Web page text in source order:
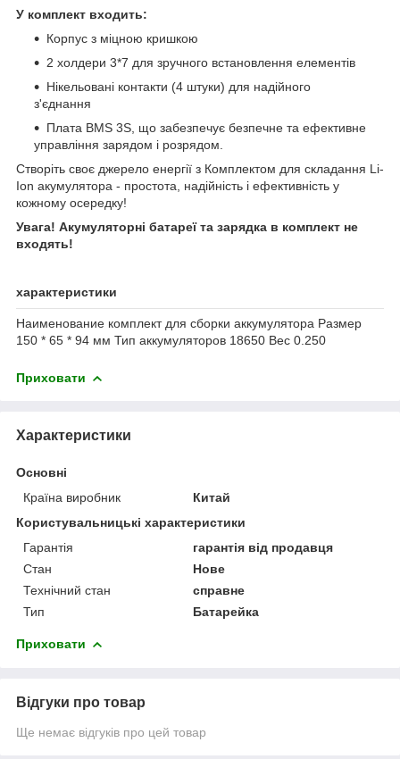
У комплект входить:
Корпус з міцною кришкою
2 холдери 3*7 для зручного встановлення елементів
Нікельовані контакти (4 штуки) для надійного
з'єднання
Плата BMS 3S, що забезпечує безпечне та ефективне
управління зарядом і розрядом.
Створіть своє джерело енергії з Комплектом для складання Li-
Ion акумулятора - простота, надійність і ефективність у
кожному осередку!
Увага! Акумуляторні батареї та зарядка в комплект не
входять!
характеристики
Наименование комплект для сборки аккумулятора Размер
150 * 65 * 94 мм Тип аккумуляторов 18650 Вес 0.250
Приховати
Характеристики
Основні
Країна виробник
Китай
Користувальницькі характеристики
Гарантія
гарантія від продавця
Стан
Нове
Технічний стан
справне
Тип
Батарейка
Приховати
Відгуки про товар
Ще немає відгуків про цей товар